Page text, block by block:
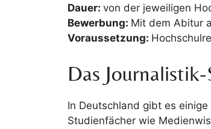
Dauer: von der jeweiligen
Bewerbung: Mit dem Abitur
Voraussetzung:
Das
In Deutschland gibt es
Studienfächer wie